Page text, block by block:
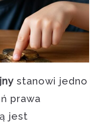
stanowi jedno
prawa
jest